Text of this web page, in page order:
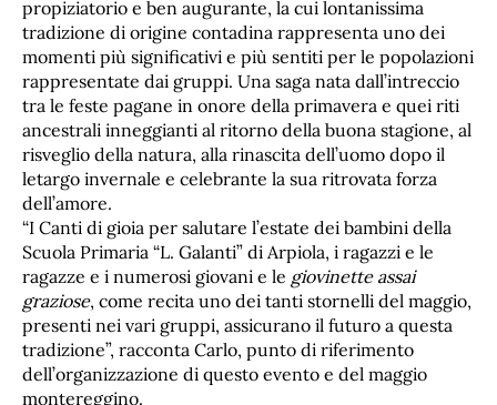
propiziatorio e ben augurante, la cui lontanissima
tradizione di origine contadina rappresenta uno dei
momenti più significativi e più sentiti per le popolazioni
rappresentate dai gruppi. Una saga nata dall’intreccio
tra le feste pagane in onore della primavera e quei riti
ancestrali inneggianti al ritorno della buona stagione, al
risveglio della natura, alla rinascita dell’uomo dopo il
letargo invernale e celebrante la sua ritrovata forza
dell’amore.
“I Canti di gioia per salutare l’estate dei bambini della
Scuola Primaria “L. Galanti” di Arpiola, i ragazzi e le
ragazze e i numerosi giovani e le giovinette assai
graziose, come recita uno dei tanti stornelli del maggio,
presenti nei vari gruppi, assicurano il futuro a questa
tradizione”, racconta Carlo, punto di riferimento
dell’organizzazione di questo evento e del maggio
montereggino.